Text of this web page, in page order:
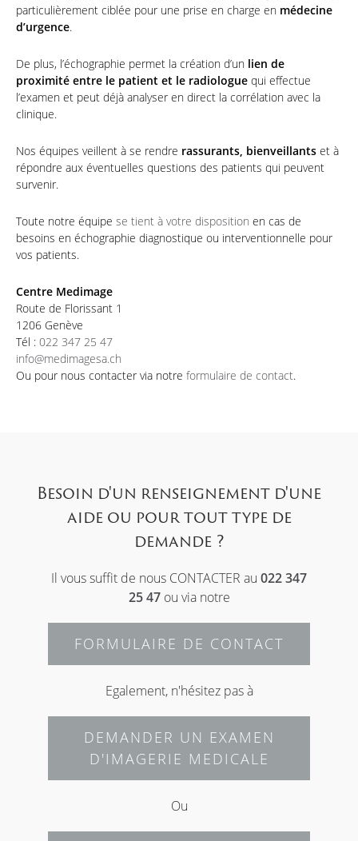
particulièrement ciblée pour une prise en charge en médecine
d’urgence.
De plus, l’échographie permet la création d’un lien de
proximité entre le patient et le radiologue qui effectue
l’examen et peut déjà analyser en direct la corrélation avec la
clinique.
Nos équipes veillent à se rendre rassurants, bienveillants et à
répondre aux éventuelles questions des patients qui peuvent
survenir.
Toute notre équipe se tient à votre disposition en cas de
besoins en échographie diagnostique ou interventionnelle pour
vos patients.
Centre Medimage
Route de Florissant 1
1206 Genève
Tél : 022 347 25 47
info@medimagesa.ch
Ou pour nous contacter via notre formulaire de contact.
Besoin d'un renseignement d'une
aide ou pour tout type de
demande ?
Il vous suffit de nous CONTACTER au 022 347
25 47ou via notre
FORMULAIRE DE CONTACT
Egalement, n'hésitez pas à
DEMANDER UN EXAMEN
D'IMAGERIE MEDICALE
Ou